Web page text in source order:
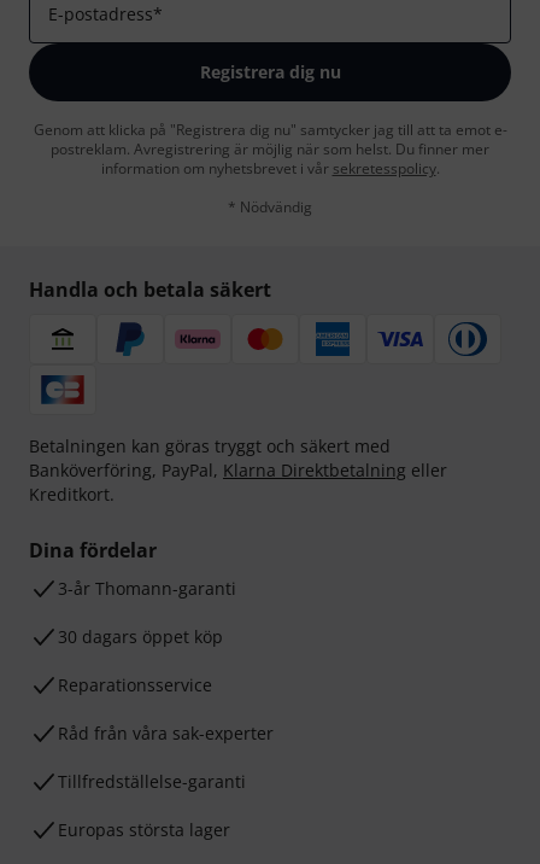
E-postadress*
Registrera dig nu
Genom att klicka på "Registrera dig nu" samtycker jag till att ta emot e-
postreklam. Avregistrering är möjlig när som helst. Du finner mer
information om nyhetsbrevet i vår sekretesspolicy.
* Nödvändig
Handla och betala säkert
Betalningen kan göras tryggt och säkert med
Banköverföring, PayPal, Klarna Direktbetalning eller
Kreditkort.
Dina fördelar
3-år Thomann-garanti
30 dagars öppet köp
Reparationsservice
Råd från våra sak-experter
Tillfredställelse-garanti
Europas största lager